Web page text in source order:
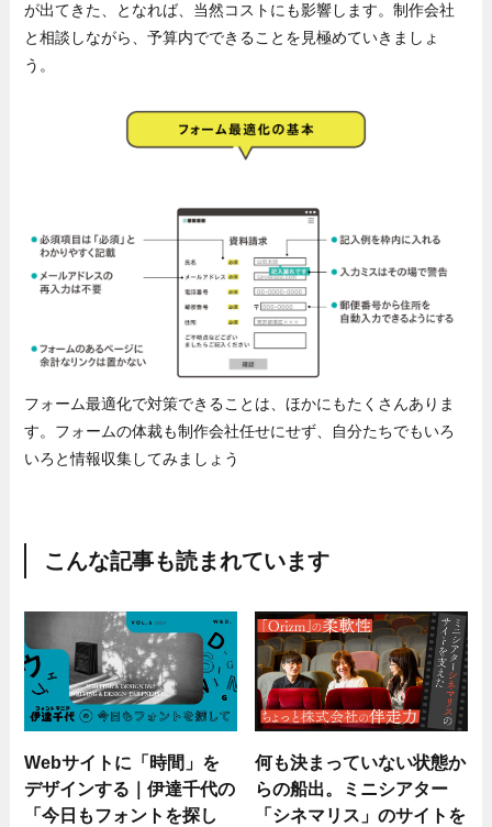
が出てきた、となれば、当然コストにも影響します。制作会社
と相談しながら、予算内でできることを見極めていきましょ
う。
フォーム最適化で対策できることは、ほかにもたくさんありま
す。フォームの体裁も制作会社任せにせず、自分たちでもいろ
いろと情報収集してみましょう
こんな記事も読まれています
Webサイトに「時間」を
デザインする｜伊達千代の
「今日もフォントを探し
何も決まっていない状態か
らの船出。ミニシアター
「シネマリス」のサイトを